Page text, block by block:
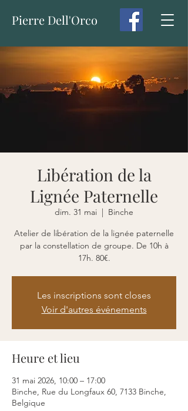
Pierre Dell'Orco
Libération de la
Lignée Paternelle
dim. 31 mai
  |
Binche
Atelier de libération de la lignée paternelle
par la constellation de groupe. De 10h à
17h. 80€.
Les inscriptions sont closes
Voir d'autres événements
Heure et lieu
31 mai 2026, 10:00 – 17:00
Binche, Rue du Longfaux 60, 7133 Binche,
Belgique